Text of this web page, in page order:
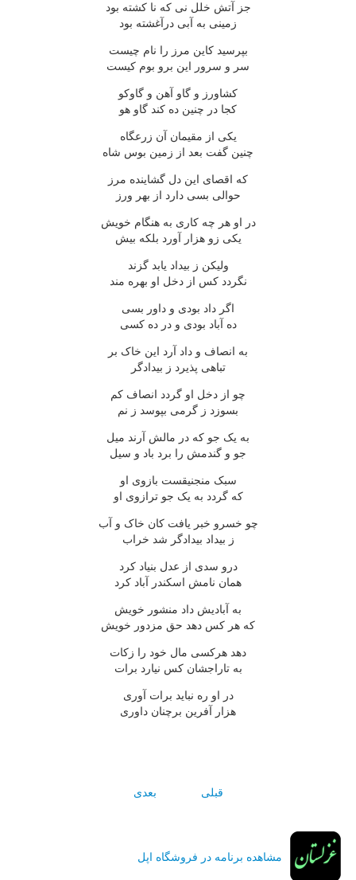
جز آتش خلل نى که نا کشته بود
زمينى به آبى درآغشته بود
بپرسيد کاين مرز را نام چيست
سر و سرور اين برو بوم کيست
کشاورز و گاو آهن و گاوکو
کجا در چنين ده کند گاو هو
يکى از مقيمان آن زرعگاه
چنين گفت بعد از زمين بوس شاه
که اقصاى اين دل گشاينده مرز
حوالى بسى دارد از بهر ورز
در او هر چه کارى به هنگام خويش
يکى زو هزار آورد بلکه بيش
وليکن ز بيداد يابد گزند
نگردد کس از دخل او بهره مند
اگر داد بودى و داور بسى
ده آباد بودى و در ده کسى
به انصاف و داد آرد اين خاک بر
تباهى پذيرد ز بيدادگر
چو از دخل او گردد انصاف کم
بسوزد ز گرمى بپوسد ز نم
به يک جو که در مالش آرند ميل
جو و گندمش را برد باد و سيل
سبک منجنيقست بازوى او
که گردد به يک جو ترازوى او
چو خسرو خبر يافت کان خاک و آب
ز بيداد بيدادگر شد خراب
درو سدى از عدل بنياد کرد
همان نامش اسکندر آباد کرد
به آباديش داد منشور خويش
که هر کس دهد حق مزدور خويش
دهد هرکسى مال خود را زکات
به تاراجشان کس نيارد برات
در او ره نبايد برات آورى
هزار آفرين برچنان داورى
قبلی بعدی
مشاهده برنامه در فروشگاه اپل